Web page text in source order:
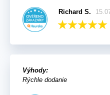
Richard S.
Výhody:
Rýchle dodanie